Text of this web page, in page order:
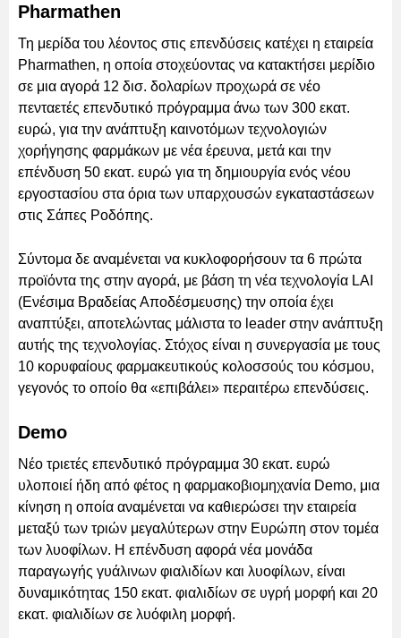
Pharmathen
Τη μερίδα του λέοντος στις επενδύσεις κατέχει η εταιρεία
Pharmathen, η οποία στοχεύοντας να κατακτήσει μερίδιο
σε μια αγορά 12 δισ. δολαρίων προχωρά σε νέο
πενταετές επενδυτικό πρόγραμμα άνω των 300 εκατ.
ευρώ, για την ανάπτυξη καινοτόμων τεχνολογιών
χορήγησης φαρμάκων με νέα έρευνα, μετά και την
επένδυση 50 εκατ. ευρώ για τη δημιουργία ενός νέου
εργοστασίου στα όρια των υπαρχουσών εγκαταστάσεων
στις Σάπες Ροδόπης.
Σύντομα δε αναμένεται να κυκλοφορήσουν τα 6 πρώτα
προϊόντα της στην αγορά, με βάση τη νέα τεχνολογία LAI
(Ενέσιμα Βραδείας Αποδέσμευσης) την οποία έχει
αναπτύξει, αποτελώντας μάλιστα το leader στην ανάπτυξη
αυτής της τεχνολογίας. Στόχος είναι η συνεργασία με τους
10 κορυφαίους φαρμακευτικούς κολοσσούς του κόσμου,
γεγονός το οποίο θα «επιβάλει» περαιτέρω επενδύσεις.
Demo
Νέο τριετές επενδυτικό πρόγραμμα 30 εκατ. ευρώ
υλοποιεί ήδη από φέτος η φαρμακοβιομηχανία Demo, μια
κίνηση η οποία αναμένεται να καθιερώσει την εταιρεία
μεταξύ των τριών μεγαλύτερων στην Ευρώπη στον τομέα
των λυοφίλων. H επένδυση αφορά νέα μονάδα
παραγωγής γυάλινων φιαλιδίων και λυοφίλων, είναι
δυναμικότητας 150 εκατ. φιαλιδίων σε υγρή μορφή και 20
εκατ. φιαλιδίων σε λυόφιλη μορφή.